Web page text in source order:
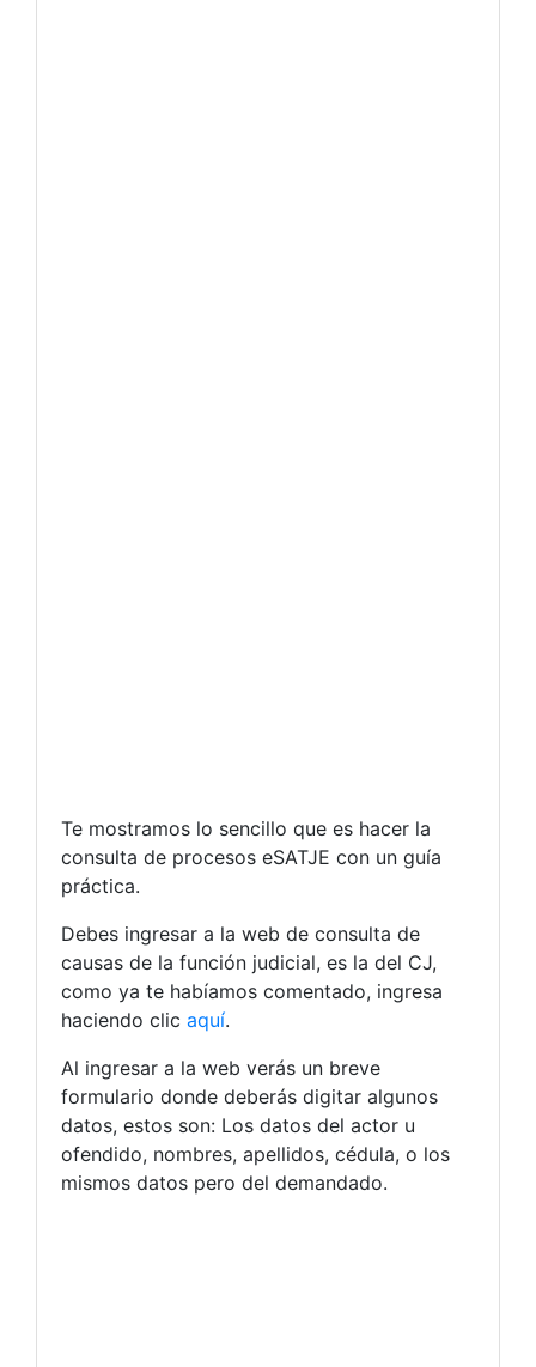
Te mostramos lo sencillo que es hacer la
consulta de procesos eSATJE con un guía
práctica.
Debes ingresar a la web de consulta de
causas de la función judicial, es la del CJ,
como ya te habíamos comentado, ingresa
haciendo clic aquí.
Al ingresar a la web verás un breve
formulario donde deberás digitar algunos
datos, estos son: Los datos del actor u
ofendido, nombres, apellidos, cédula, o los
mismos datos pero del demandado.